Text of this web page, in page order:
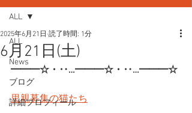
ALL
News
ブログ
詳細プロフィール
ALL
6月21日(土)
2025年6月21日 読了時間: 1分
━━━☆・‥…━━━☆・‥…━━━☆
里親募集の猫たち